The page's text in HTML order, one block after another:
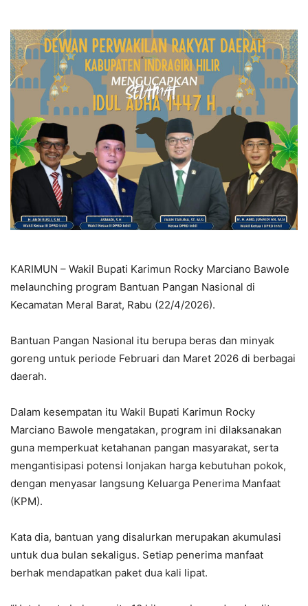
KARIMUN – Wakil Bupati Karimun Rocky Marciano Bawole
melaunching program Bantuan Pangan Nasional di
Kecamatan Meral Barat, Rabu (22/4/2026).
Bantuan Pangan Nasional itu berupa beras dan minyak
goreng untuk periode Februari dan Maret 2026 di berbagai
daerah.
Dalam kesempatan itu Wakil Bupati Karimun Rocky
Marciano Bawole mengatakan, program ini dilaksanakan
guna memperkuat ketahanan pangan masyarakat, serta
mengantisipasi potensi lonjakan harga kebutuhan pokok,
dengan menyasar langsung Keluarga Penerima Manfaat
(KPM).
Kata dia, bantuan yang disalurkan merupakan akumulasi
untuk dua bulan sekaligus. Setiap penerima manfaat
berhak mendapatkan paket dua kali lipat.